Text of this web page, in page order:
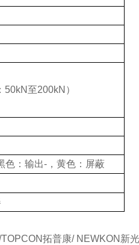
至200kN）
色：输出-，黄色：屏蔽
拓普康/ NEWKON新